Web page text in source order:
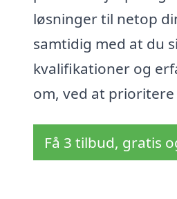
løsninger til netop
samtidig med at du
kvalifikationer og
om, ved at
Få 3 tilbud, gratis